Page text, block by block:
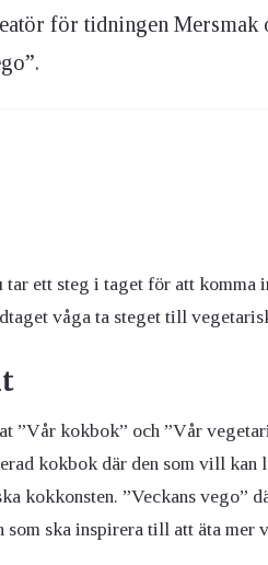
för tidningen
ett steg i taget för att komma
våga ta steget till
”Vår kokbok” och ”Vår
kokbok där den som vill kan
kokkonsten. ”Veckans vego”
ska inspirera till att äta mer